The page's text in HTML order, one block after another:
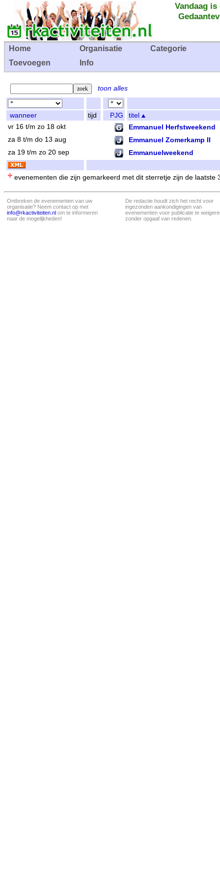
Vandaag
Home Organisatie
Categorie
Toevoegen
Info
toon alles
wanneer tijd PJG
titel
vr 16 t/m zo 18 okt
Emmanuel Herfstweekend
za 8 t/m do 13 aug Emmanuel Zomerkamp II
za 19 t/m zo 20 sep Emmanuelweekend
evenementen die zijn gemarkeerd met dit sterretje zijn de laatste
Ontbreken de evenementen van uw
organisatie? Neem contact op met
info@rkactiviteiten.nl om te informeren
naar de mogelijkheden!
De redactie houdt zich het recht voor
ingezonden aankondigingen van
evenementen voor publicatie te
zonder opgaaf van redenen.